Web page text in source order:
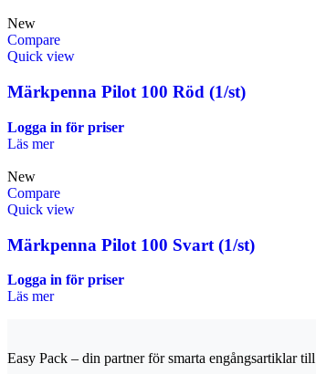
New
Compare
Quick view
Märkpenna Pilot 100 Röd (1/st)
Logga in för priser
Läs mer
New
Compare
Quick view
Märkpenna Pilot 100 Svart (1/st)
Logga in för priser
Läs mer
Easy Pack – din partner för smarta engångsartiklar